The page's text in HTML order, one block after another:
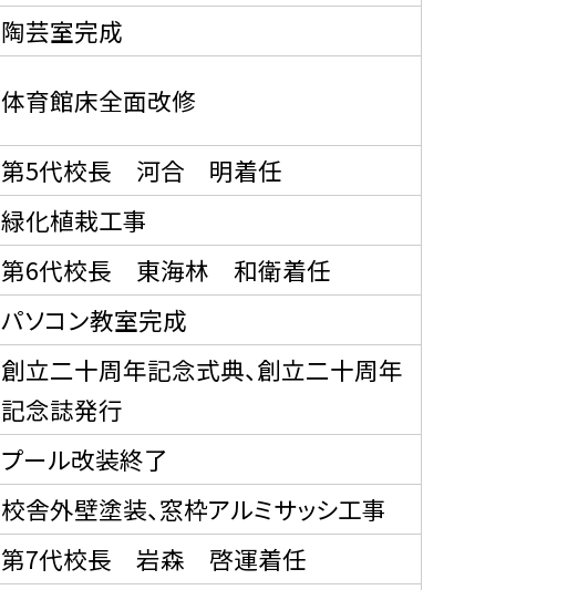
陶芸室完成
体育館床全面改修
第5代校長 河合 明着任
緑化植栽工事
第6代校長 東海林 和衛着任
パソコン教室完成
創立二十周年記念式典、創立二十周年
記念誌発行
プール改装終了
校舎外壁塗装、窓枠アルミサッシ工事
第7代校長 岩森 啓運着任